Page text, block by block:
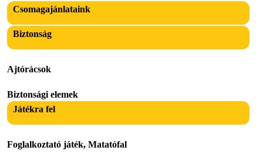
Csomagajánlataink
Biztonság
Ajtórácsok
Biztonsági elemek
Játékra fel
Foglalkoztató játék, Matatófal